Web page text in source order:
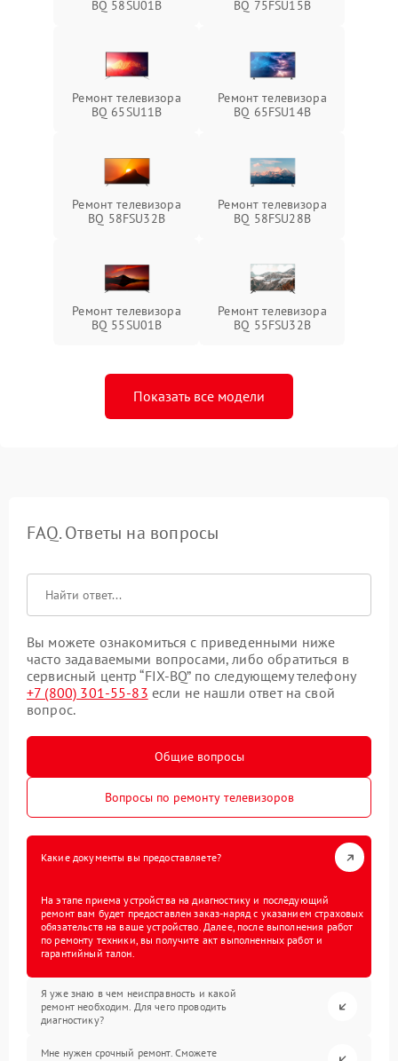
BQ 58SU01B
BQ 75FSU15B
Ремонт телевизора
BQ 65SU11B
Ремонт телевизора
BQ 65FSU14B
Ремонт телевизора
BQ 58FSU32B
Ремонт телевизора
BQ 58FSU28B
Ремонт телевизора
BQ 55SU01B
Ремонт телевизора
BQ 55FSU32B
Показать все модели
FAQ. Ответы на вопросы
Вы можете ознакомиться с приведенными ниже
часто задаваемыми вопросами, либо обратиться в
сервисный центр “FIX-BQ” по следующему телефону
+7 (800) 301-55-83 если не нашли ответ на свой
вопрос.
Общие вопросы
Вопросы по ремонту телевизоров
Какие документы вы предоставляете?
На этапе приема устройства на диагностику и последующий
ремонт вам будет предоставлен заказ-наряд с указанием страховых
обязательств на ваше устройство. Далее, после выполнения работ
по ремонту техники, вы получите акт выполненных работ и
гарантийный талон.
Я уже знаю в чем неисправность и какой
ремонт необходим. Для чего проводить
диагностику?
Мне нужен срочный ремонт. Сможете